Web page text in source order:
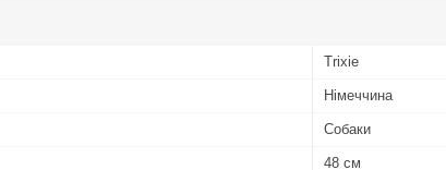
Trixie
Німеччина
Собаки
48 см